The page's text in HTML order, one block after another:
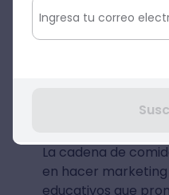
marketing de
sus productos con
La cadena de
en hacer
educativos que